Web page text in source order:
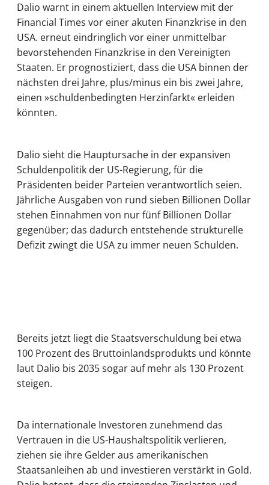
Dalio warnt in einem aktuellen Interview mit der
Financial Times vor einer akuten Finanzkrise in den
USA. erneut eindringlich vor einer unmittelbar
bevorstehenden Finanzkrise in den Vereinigten
Staaten. Er prognostiziert, dass die USA binnen der
nächsten drei Jahre, plus/minus ein bis zwei Jahre,
einen »schuldenbedingten Herzinfarkt« erleiden
könnten.
Dalio sieht die Hauptursache in der expansiven
Schuldenpolitik der US-Regierung, für die
Präsidenten beider Parteien verantwortlich seien.
Jährliche Ausgaben von rund sieben Billionen Dollar
stehen Einnahmen von nur fünf Billionen Dollar
gegenüber; das dadurch entstehende strukturelle
Defizit zwingt die USA zu immer neuen Schulden.
Bereits jetzt liegt die Staatsverschuldung bei etwa
100 Prozent des Bruttoinlandsprodukts und könnte
laut Dalio bis 2035 sogar auf mehr als 130 Prozent
steigen.
Da internationale Investoren zunehmend das
Vertrauen in die US-Haushaltspolitik verlieren,
ziehen sie ihre Gelder aus amerikanischen
Staatsanleihen ab und investieren verstärkt in Gold.